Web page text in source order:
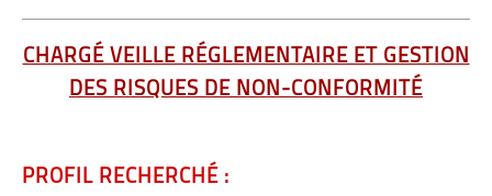
CHARGÉ VEILLE RÉGLEMENTAIRE ET GESTION
DES RISQUES DE NON-CONFORMITÉ
PROFIL RECHERCHÉ :